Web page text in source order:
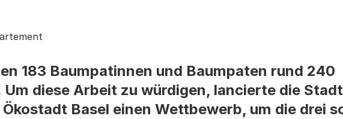
183 Baumpatinnen und Baumpaten rund 240
Um diese Arbeit zu würdigen, lancierte die
Basel einen Wettbewerb, um die drei